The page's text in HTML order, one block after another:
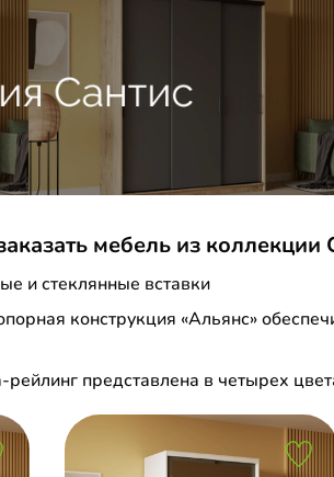
мебель из коллекции
и стеклянные вставки
конструкция «Альянс»
представлена в четырех